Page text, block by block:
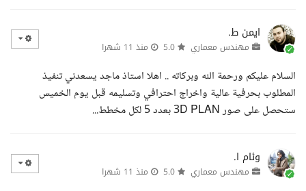
ايمن ط.
مهندس معماري منذ 11 شهرا
السلام عليكم ورحمة الله وبركاته .. اهلا استاذ ماجد يسعدني تنفيذ
المطلوب بحرفية عالية واخراج احترافي وتسليمه قبل يوم الخميس
ستحصل على صور 3D PLAN بعدد 5 لكل مخطط...
وئام ا.
مهندس معماري منذ 11 شهرا